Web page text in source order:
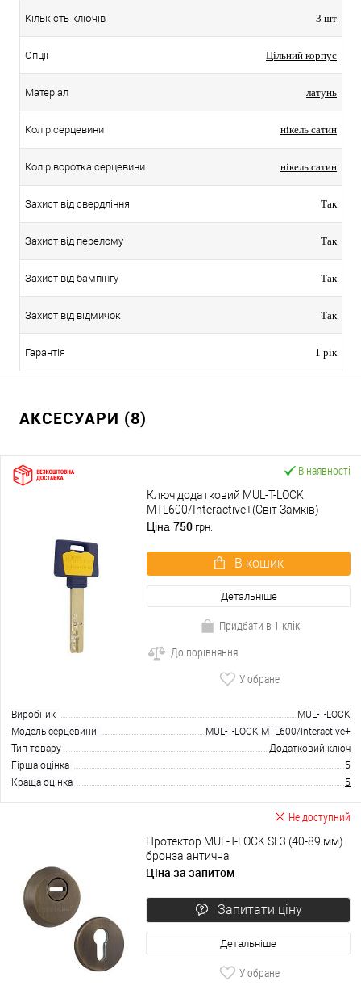
Кількість ключів 3 шт
Опції Цільний корпус
Матеріал латунь
Колір серцевини нікель сатин
Колір воротка серцевини нікель сатин
Захист від свердління Так
Захист від перелому Так
Захист від бампінгу Так
Захист від відмичок Так
Гарантія 1 рік
АКСЕСУАРИ (8)
В наявності
Ключ додатковий MUL-T-LOCK
MTL600/Interactive+(Світ Замків)
Ціна 750 грн.
В кошик
Детальніше
Придбати в 1 клік
До порівняння
У обране
Виробник
MUL-T-LOCK
Модель серцевини
MUL-T-LOCK MTL600/Interactive+
Тип товару
Додатковий ключ
Гірша оцінка
5
Краща оцінка
5
Не доступний
Протектор MUL-T-LOCK SL3 (40-89 мм)
бронза антична
Ціна за запитом
Запитати ціну
Детальніше
У обране